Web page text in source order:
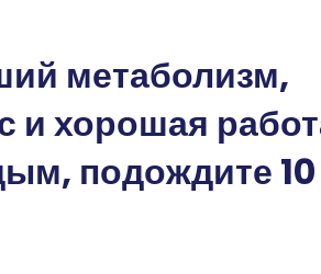
метаболизм,
и хорошая
подождите 10